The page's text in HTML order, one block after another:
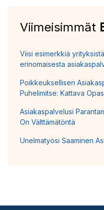
Viimeisimmät
Viisi esimerkkiä
erinomaisesta
Poikkeuksellisen
Puhelimitse: Kattava Opas
Asiakaspalvelusi
On Välttämätöntä
Unelmatyösi Saaminen